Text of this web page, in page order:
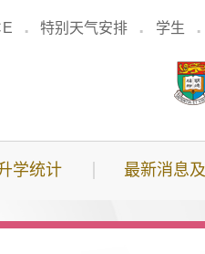
特别天气安排 学生
学统计 最新消息